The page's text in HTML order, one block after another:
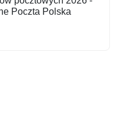
Poczta Polska